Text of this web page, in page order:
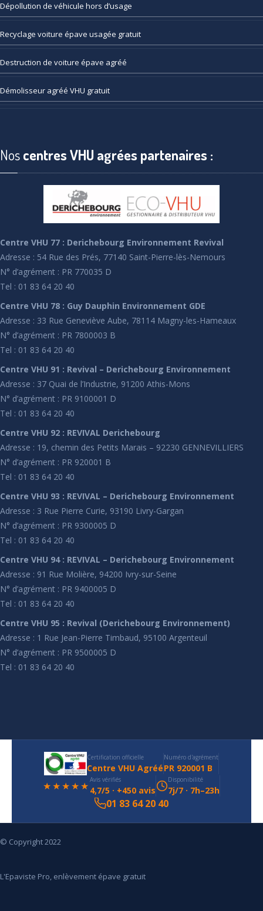
Dépollution de véhicule hors d’usage
Recyclage voiture épave usagée gratuit
Destruction de voiture épave agréé
Démolisseur agréé VHU gratuit
Noscentres VHU agrées partenaires :
Centre VHU 77 : Derichebourg Environnement Revival
Adresse : 54 Rue des Prés, 77140 Saint-Pierre-lès-Nemours
N° d’agrément : PR 770035 D
Tel : 01 83 64 20 40
Centre VHU 78 : Guy Dauphin Environnement GDE
Adresse : 33 Rue Geneviève Aube, 78114 Magny-les-Hameaux
N° d’agrément : PR 7800003 B
Tel : 01 83 64 20 40
Centre VHU 91 : Revival – Derichebourg Environnement
Adresse : 37 Quai de l’Industrie, 91200 Athis-Mons
N° d’agrément : PR 9100001 D
Tel : 01 83 64 20 40
Centre VHU 92 : REVIVAL Derichebourg
Adresse : 19, chemin des Petits Marais – 92230 GENNEVILLIERS
N° d’agrément : PR 920001 B
Tel : 01 83 64 20 40
Centre VHU 93 : REVIVAL – Derichebourg Environnement
Adresse : 3 Rue Pierre Curie, 93190 Livry-Gargan
N° d’agrément : PR 9300005 D
Tel : 01 83 64 20 40
Centre VHU 94 : REVIVAL – Derichebourg Environnement
Adresse : 91 Rue Molière, 94200 Ivry-sur-Seine
N° d’agrément : PR 9400005 D
Tel : 01 83 64 20 40
Centre VHU 95 : Revival (Derichebourg Environnement)
Adresse : 1 Rue Jean-Pierre Timbaud, 95100 Argenteuil
N° d’agrément : PR 9500005 D
Tel : 01 83 64 20 40
Certification officielle
Centre VHU Agréé
Numéro d'agrément
PR 920001 B
★★★★★ Avis vérifiés
4,7/5 · +450 avis
Disponibilité
7j/7 · 7h–23h
01 83 64 20 40
© Copyright 2022
L'Epaviste Pro, enlèvement épave gratuit